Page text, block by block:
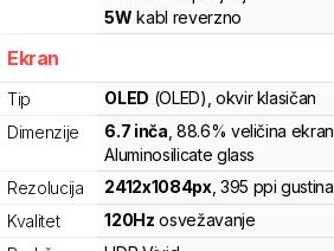
5W kabl reverzno
Ekran
Tip OLED (OLED) , okvir klasičan
Dimenzije
6.7 inča , 88.6% veličina
Aluminosilicate glass
Rezolucija
2412x1084px, 395 ppi gustina
Kvalitet
120Hz osvežavanje